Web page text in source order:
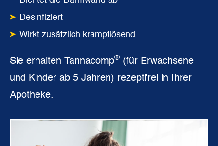
Desinfiziert
Wirkt zusätzlich krampflösend
Sie erhalten Tannacomp® (für Erwachsene
und Kinder ab 5 Jahren) rezeptfrei in Ihrer
Apotheke.